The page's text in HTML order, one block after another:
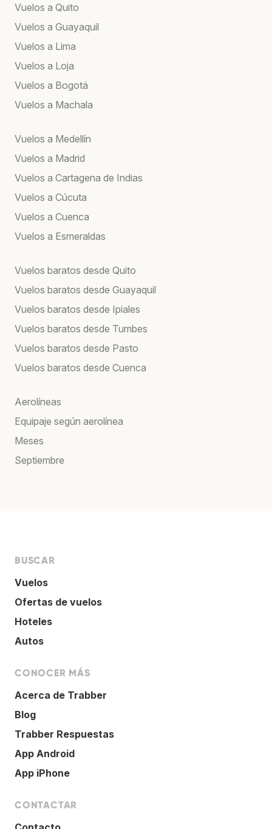
Vuelos a Quito
Vuelos a Guayaquil
Vuelos a Lima
Vuelos a Loja
Vuelos a Bogotá
Vuelos a Machala
Vuelos a Medellín
Vuelos a Madrid
Vuelos a Cartagena de Indias
Vuelos a Cúcuta
Vuelos a Cuenca
Vuelos a Esmeraldas
Vuelos baratos desde Quito
Vuelos baratos desde Guayaquil
Vuelos baratos desde Ipiales
Vuelos baratos desde Tumbes
Vuelos baratos desde Pasto
Vuelos baratos desde Cuenca
Aerolíneas
Equipaje según aerolínea
Meses
Septiembre
BUSCAR
Vuelos
Ofertas de vuelos
Hoteles
Autos
CONOCER MÁS
Acerca de Trabber
Blog
Trabber Respuestas
App Android
App iPhone
CONTACTAR